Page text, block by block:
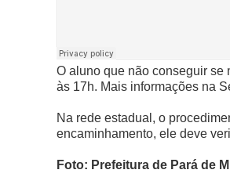
O aluno que não conseguir se
às 17h. Mais informações na
Na rede estadual, o
encaminhamento, ele deve
Foto: Prefeitura de Pará de